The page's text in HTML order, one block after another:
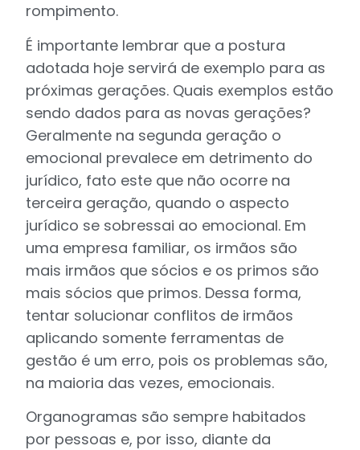
rompimento.
É importante lembrar que a postura
adotada hoje servirá de exemplo para as
próximas gerações. Quais exemplos estão
sendo dados para as novas gerações?
Geralmente na segunda geração o
emocional prevalece em detrimento do
jurídico, fato este que não ocorre na
terceira geração, quando o aspecto
jurídico se sobressai ao emocional. Em
uma empresa familiar, os irmãos são
mais irmãos que sócios e os primos são
mais sócios que primos. Dessa forma,
tentar solucionar conflitos de irmãos
aplicando somente ferramentas de
gestão é um erro, pois os problemas são,
na maioria das vezes, emocionais.
Organogramas são sempre habitados
por pessoas e, por isso, diante da